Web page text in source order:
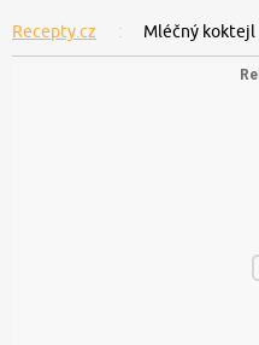
Recepty.cz Mléčný koktejl